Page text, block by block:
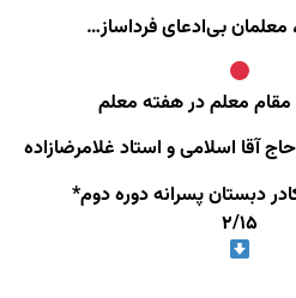
معلمان بی‌ادعای فردا‌ساز…
معلم در هفته معلم
آقا اسلامی و استاد غلامرضازاده
دبستان پسرانه دوره دوم*
۲/۱۵